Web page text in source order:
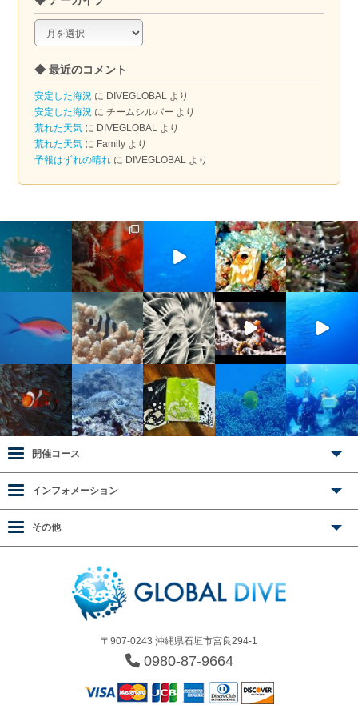
◆
ア
カ
イ
ブ
◆ 最近のコメント
安定した海況 に DIVEGLOBAL より
安定した海況 にチームシルバー より
荒れた天気 に DIVEGLOBAL より
荒れた天気 に Family より
予報はずれの晴れ に DIVEGLOBAL より
〒907-0243 沖縄県石垣市宮良294-1
0980-87-9664
開催コース
インフォメーション
その他